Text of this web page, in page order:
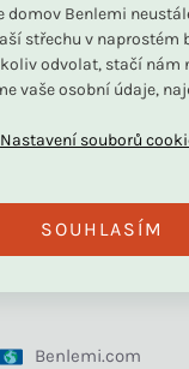
domov Benlemi
střechu v naprostém
odvolat, stačí nám
vaše osobní údaje,
SOUHLASÍM
jen užitečné info
ODESLAT
ochrany osobních
Benlemi.com